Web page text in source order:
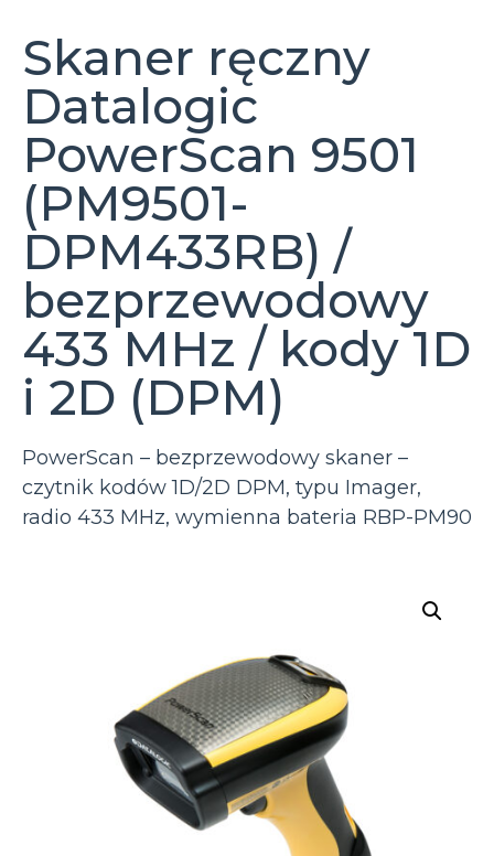
Skaner ręczny
Datalogic
PowerScan 9501
(PM9501-
DPM433RB) /
bezprzewodowy
433 MHz / kody 1D
i 2D (DPM)
PowerScan – bezprzewodowy skaner –
czytnik kodów 1D/2D DPM, typu Imager,
radio 433 MHz, wymienna bateria RBP-PM90